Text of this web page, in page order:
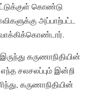
கொண்டு
அப்பாற்பட்ட
கருணாநிதியின்
சலசலப்பும் இன்றி
கருணாநிதியின்